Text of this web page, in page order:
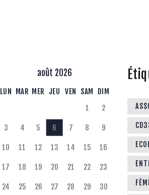
août 2026
LUN MAR MER JEU VEN SAM DIM
1
2
3 4 5 6 7 8 9
10 11 12 13 14 15 16
17 18 19 20 21 22 23
24 25 26 27 28 29 30